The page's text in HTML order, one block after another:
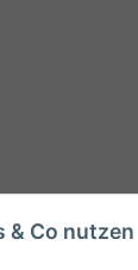
& Co nutzen